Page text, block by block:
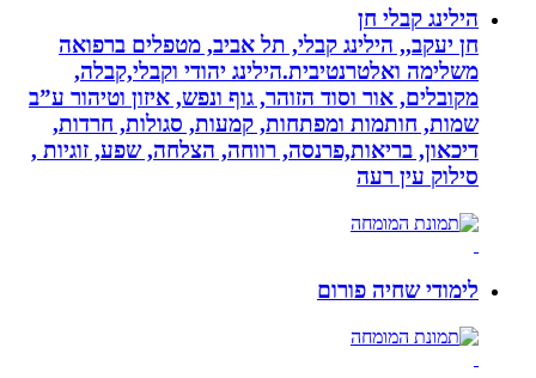
הילינג קבלי חן
חן יעקב,, הילינג קבלי, תל אביב, מטפלים ברפואה
משלימה ואלטרנטיבית.הילינג יהודי וקבלי,קבלה,
מקובלים, אור וסוד הזוהר, גוף ונפש, איזון וטיהור ע”ב
שמות, חותמות ומפתחות, קמעות, סגולות, חרדות,
דיכאון, בריאות,פרנסה, רווחה, הצלחה, שפע, זוגיות ,
סילוק עין רעה
לימודי שחיה פורום